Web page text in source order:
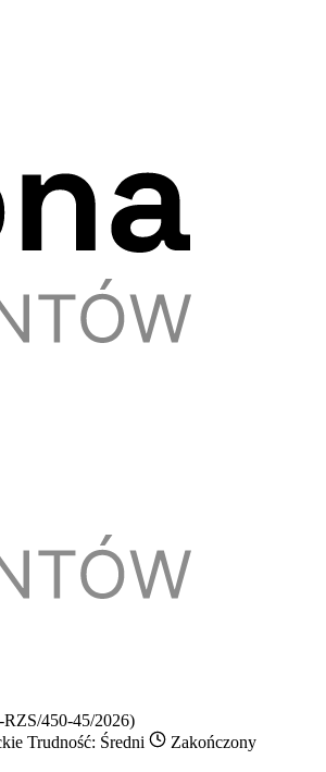
450-45/2026)
Trudność: Średni Zakończony